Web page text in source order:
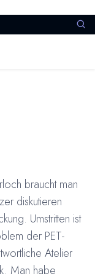
braucht man
diskutieren
Umstritten ist
der PET-
Atelier
Man habe